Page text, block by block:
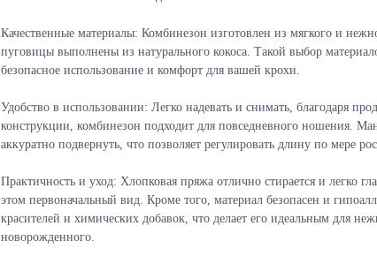
Качественные материалы: Комбинезон изготовлен из мягкого и
пуговицы выполнены из натурального кокоса. Такой выбор
безопасное использование и комфорт для вашей крохи.
Удобство в использовании: Легко надевать и снимать, благодаря
конструкции, комбинезон подходит для повседневного ношения.
аккуратно подвернуть, что позволяет регулировать длину по мере
Практичность и уход: Хлопковая пряжа отлично стирается и легко
этом первоначальный вид. Кроме того, материал безопасен и
красителей и химических добавок, что делает его идеальным для
новорожденного.